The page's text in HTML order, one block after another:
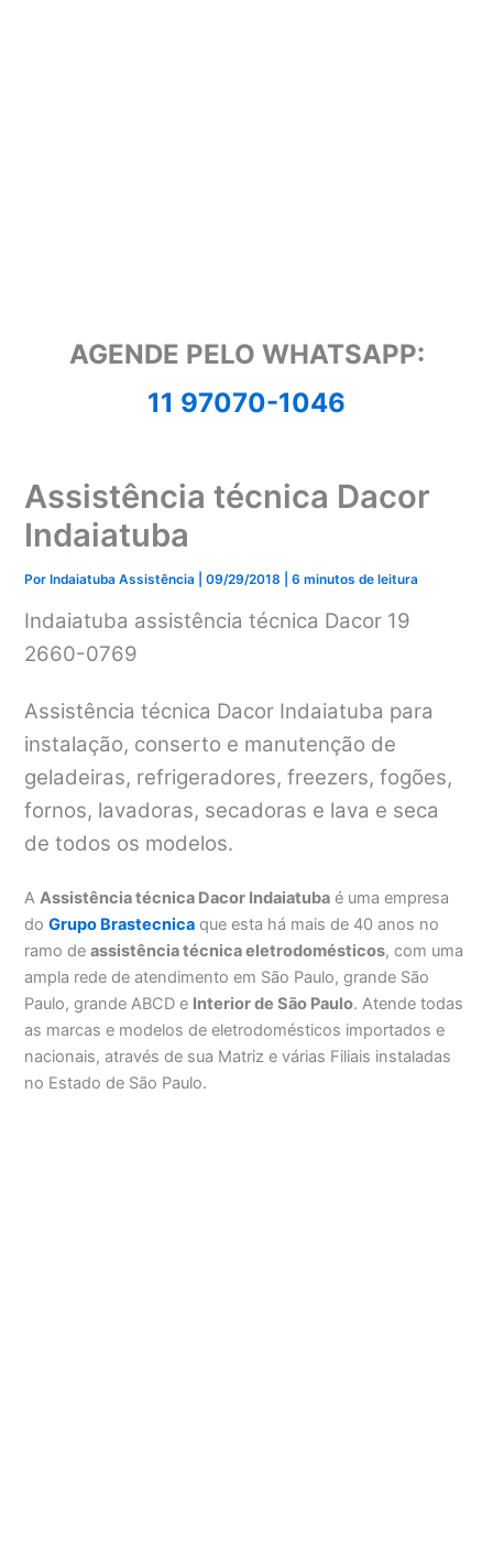
AGENDE PELO WHATSAPP:
11 97070-1046
Assistência técnica Dacor
Indaiatuba
Por Indaiatuba Assistência |09/29/2018 |6 minutos de leitura
Indaiatuba assistência técnica Dacor 19
2660-0769
Assistência técnica Dacor Indaiatuba para
instalação, conserto e manutenção de
geladeiras, refrigeradores, freezers, fogões,
fornos, lavadoras, secadoras e lava e seca
de todos os modelos.
AAssistência técnica Dacor Indaiatuba é uma empresa
doGrupo Brastecnica que esta há mais de 40 anos no
ramo deassistência técnica eletrodomésticos, com uma
ampla rede de atendimento em São Paulo, grande São
Paulo, grande ABCD e Interior de São Paulo. Atende todas
as marcas e modelos de eletrodomésticos importados e
nacionais, através de sua Matriz e várias Filiais instaladas
no Estado de São Paulo.